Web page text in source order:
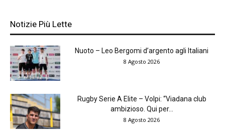
Notizie Più Lette
Nuoto – Leo Bergomi d’argento agli Italiani
8 Agosto 2026
Rugby Serie A Elite – Volpi: “Viadana club
ambizioso. Qui per...
8 Agosto 2026